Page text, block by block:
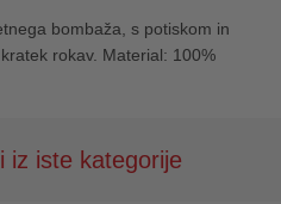
bombaža, s potiskom in
rokav. Material: 100%
iz iste kategorije